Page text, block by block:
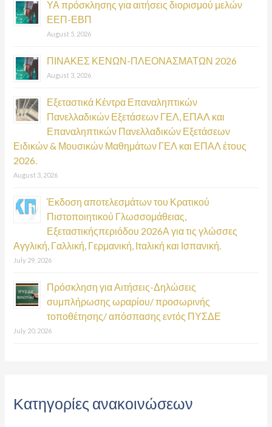
f
o
ΥΑ πρόσκλησης για αιτήσεις διορισμού μελών
ΕΕΠ-ΕΒΠ
August 5, 2026
ΠΙΝΑΚΕΣ ΚΕΝΩΝ-ΠΛΕΟΝΑΣΜΑΤΩΝ 2026
August 3, 2026
Εξεταστικά Κέντρα Επαναληπτικών
Πανελλαδικών Εξετάσεων ΓΕΛ, ΕΠΑΛ και
Επαναληπτικών Πανελλαδικών Εξετάσεων
Ειδικών & Μουσικών Μαθημάτων ΓΕΛ και ΕΠΑΛ έτους
2026.
August 3, 2026
Έκδοση αποτελεσμάτων του Κρατικού
Πιστοποιητικού Γλωσσομάθειας,
Εξεταστικήςπεριόδου 2026Α για τις γλώσσες
Αγγλική, Γαλλική, Γερμανική, Ιταλική και Ισπανική.
July 29, 2026
Πρόσκληση για Αιτήσεις-Δηλώσεις
συμπλήρωσης ωραρίου/ προσωρινής
τοποθέτησης/ απόσπασης εντός ΠΥΣΔΕ
July 20, 2026
Κατηγορίες ανακοινώσεων